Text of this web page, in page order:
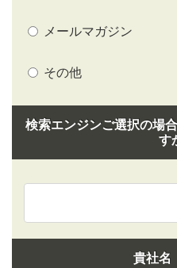
メールマガジン
その他
検索エンジンご選択の場
す
貴社名